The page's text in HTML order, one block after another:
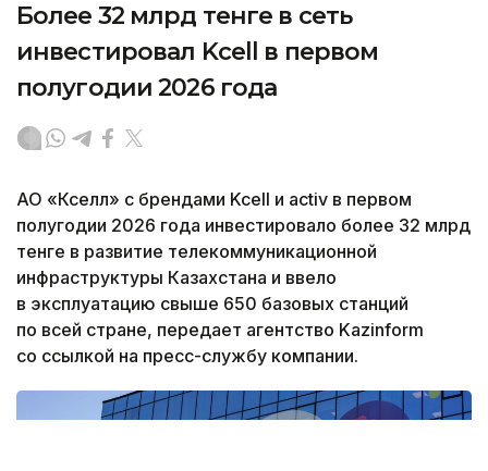
Более 32 млрд тенге в сеть
инвестировал Kcell в первом
полугодии 2026 года
АО «Кселл» с брендами Kcell и аctiv в первом
полугодии 2026 года инвестировало более 32 млрд
тенге в развитие телекоммуникационной
инфраструктуры Казахстана и ввело
в эксплуатацию свыше 650 базовых станций
по всей стране, передает агентство Kazinform
со ссылкой на пресс-службу компании.